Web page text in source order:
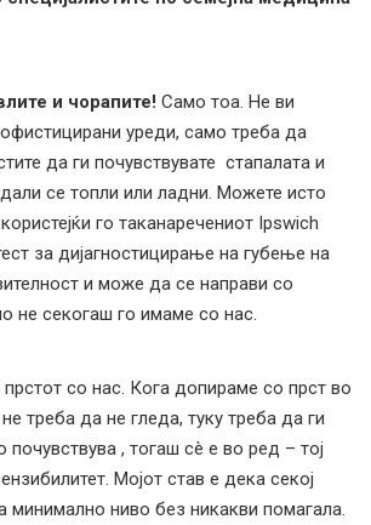
и чорапите! Само тоа. Не ви
уреди, само треба да
да ги почувствувате стапалата и
се топли или ладни. Можете исто
го таканаречениот Ipswich
за дијагностицирање на губење на
и може да се направи со
не секогаш го имаме со нас.
со нас. Кога допираме со прст во
треба да не гледа, туку треба да ги
почувствува , тогаш сè е во ред – тој
Мојот став е дека секој
ниво без никакви помагала.